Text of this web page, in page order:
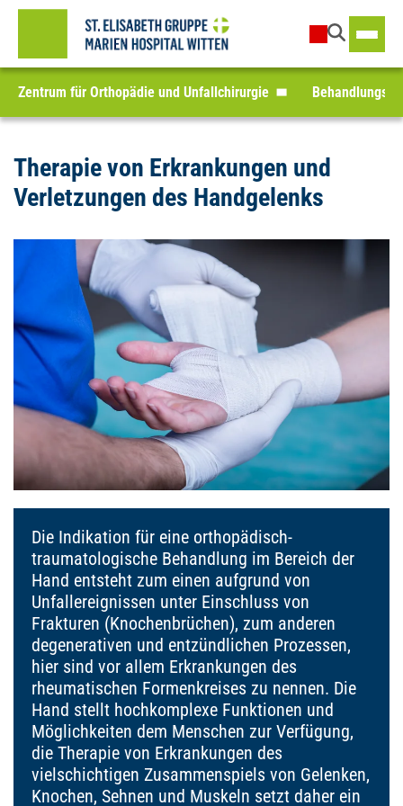
Zentrum für Orthopädie und Unfallchirurgie
Therapie von Erkrankungen und
Verletzungen des Handgelenks
Die Indikation für eine orthopädisch-
traumatologische Behandlung im Bereich der
Hand entsteht zum einen aufgrund von
Unfallereignissen unter Einschluss von
Frakturen (Knochenbrüchen), zum anderen
degenerativen und entzündlichen Prozessen,
hier sind vor allem Erkrankungen des
rheumatischen Formenkreises zu nennen. Die
Hand stellt hochkomplexe Funktionen und
Möglichkeiten dem Menschen zur Verfügung,
die Therapie von Erkrankungen des
vielschichtigen Zusammenspiels von Gelenken,
Knochen, Sehnen und Muskeln setzt daher ein